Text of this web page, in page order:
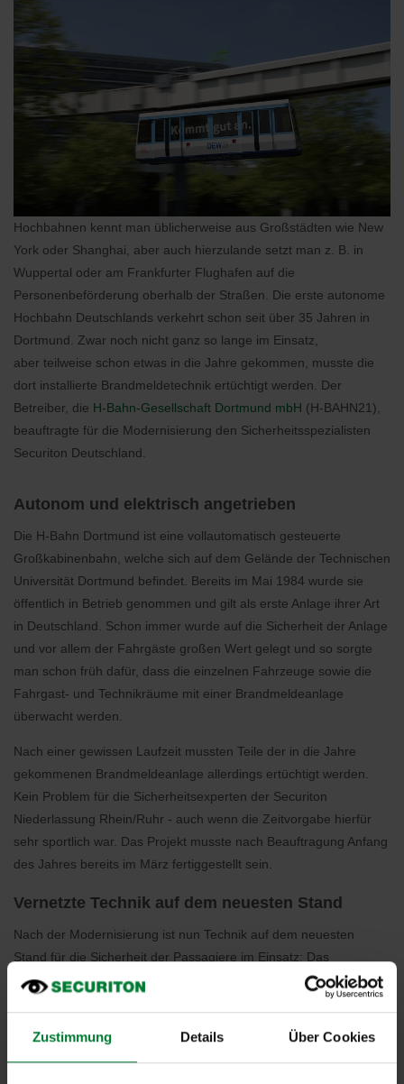
Zustimmung Details Über Cookies
Hochbahnen kennt man üblicherweise aus Großstädten wie New
York oder Shanghai, aber auch hierzulande setzt man z. B. in
Wuppertal oder am Frankfurter Flughafen auf die
Personenbeförderung oberhalb der Straßen. Die erste autonome
Hochbahn Deutschlands verkehrt schon seit über 35 Jahren in
Dortmund. Zwar noch nicht ganz so lange im Einsatz,
aber teilweise schon etwas in die Jahre gekommen, musste die
dort installierte Brandmeldetechnik ertüchtigt werden. Der
Betreiber, die H-Bahn-Gesellschaft Dortmund mbH (H-BAHN21),
beauftragte für die Modernisierung den Sicherheitsspezialisten
Securiton Deutschland.
Autonom und elektrisch angetrieben
Die H-Bahn Dortmund ist eine vollautomatisch gesteuerte
Großkabinenbahn, welche sich auf dem Gelände der Technischen
Universität Dortmund befindet. Bereits im Mai 1984 wurde sie
öffentlich in Betrieb genommen und gilt als erste Anlage ihrer Art
in Deutschland. Schon immer wurde auf die Sicherheit der Anlage
und vor allem der Fahrgäste großen Wert gelegt und so sorgte
man schon früh dafür, dass die einzelnen Fahrzeuge sowie die
Fahrgast- und Technikräume mit einer Brandmeldeanlage
überwacht werden.
Nach einer gewissen Laufzeit mussten Teile der in die Jahre
gekommenen Brandmeldeanlage allerdings ertüchtigt werden.
Kein Problem für die Sicherheitsexperten der Securiton
Niederlassung Rhein/Ruhr - auch wenn die Zeitvorgabe hierfür
sehr sportlich war. Das Projekt musste nach Beauftragung Anfang
des Jahres bereits im März fertiggestellt sein.
Vernetzte Technik auf dem neuesten Stand
Nach der Modernisierung ist nun Technik auf dem neuesten
Stand für die Sicherheit der Passagiere im Einsatz: Das
Brandmeldesystem SecuriFire sorgt für eine zuverlässige
Brandmeldung bei der Hochbahn und die Mitarbeiter in der
Branddetektion in den Fahrgast- und Technikräumen